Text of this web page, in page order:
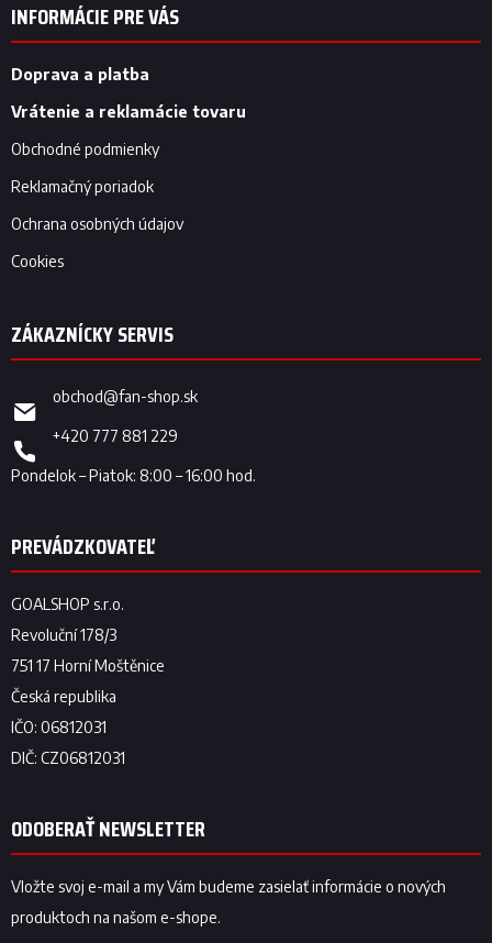
INFORMÁCIE PRE VÁS
Doprava a platba
Vrátenie a reklamácie tovaru
Obchodné podmienky
Reklamačný poriadok
Ochrana osobných údajov
Cookies
obchod@fan-shop.sk
+420 777 881 229
ODOBERAŤ NEWSLETTER
Vložte svoj e-mail a my Vám budeme zasielať informácie o nových
produktoch na našom e-shope.